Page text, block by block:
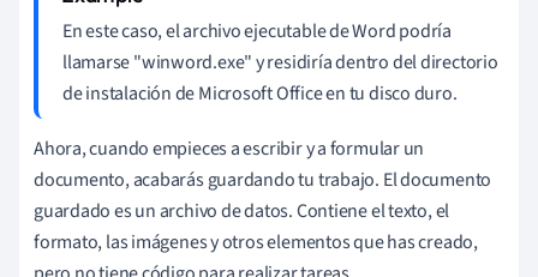
En este caso, el archivo ejecutable de Word podría
llamarse "winword.exe" y residiría dentro del directorio
de instalación de Microsoft Office en tu disco duro.
Ahora, cuando empieces a escribir y a formular un
documento, acabarás guardando tu trabajo. El documento
guardado es un archivo de datos. Contiene el texto, el
formato, las imágenes y otros elementos que has creado,